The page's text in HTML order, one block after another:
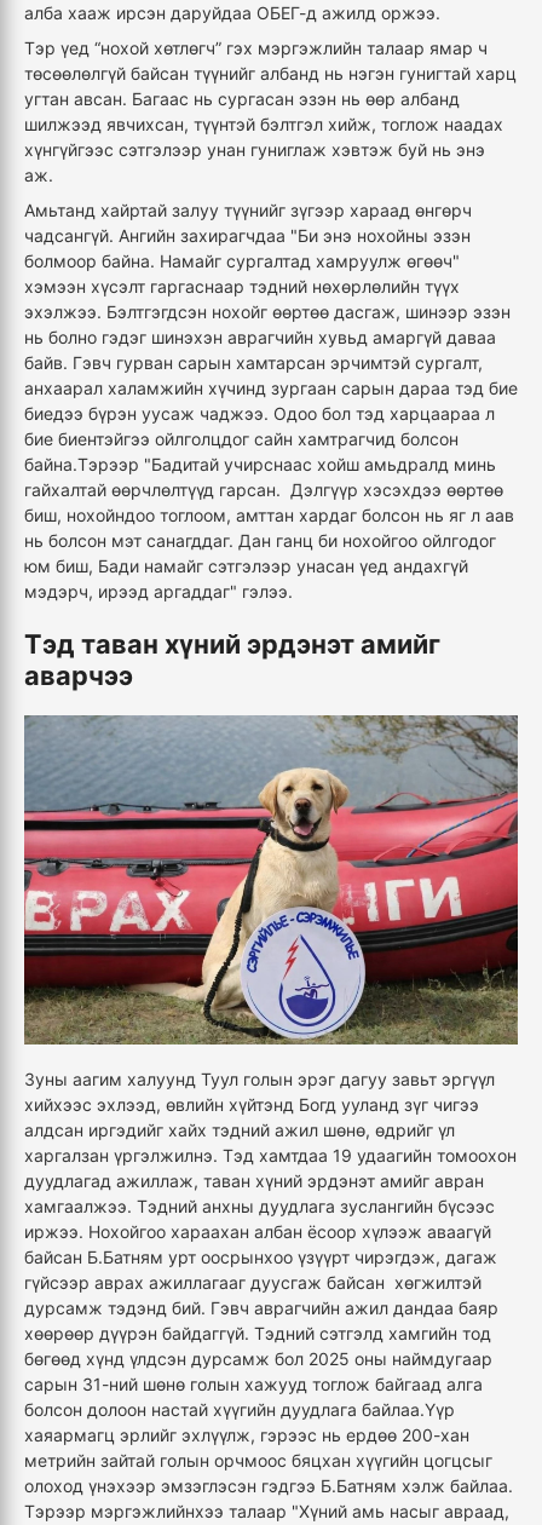
алба хааж ирсэн даруйдаа ОБЕГ-д ажилд оржээ.
Тэр үед “нохой хөтлөгч” гэх мэргэжлийн талаар ямар ч
төсөөлөлгүй байсан түүнийг албанд нь нэгэн гунигтай харц
угтан авсан. Багаас нь сургасан эзэн нь өөр албанд
шилжээд явчихсан, түүнтэй бэлтгэл хийж, тоглож наадах
хүнгүйгээс сэтгэлээр унан гуниглаж хэвтэж буй нь энэ
аж.
Амьтанд хайртай залуу түүнийг зүгээр хараад өнгөрч
чадсангүй. Ангийн захирагчдаа "Би энэ нохойны эзэн
болмоор байна. Намайг сургалтад хамруулж өгөөч"
хэмээн хүсэлт гаргаснаар тэдний нөхөрлөлийн түүх
эхэлжээ. Бэлтгэгдсэн нохойг өөртөө дасгаж, шинээр эзэн
нь болно гэдэг шинэхэн аврагчийн хувьд амаргүй даваа
байв. Гэвч гурван сарын хамтарсан эрчимтэй сургалт,
анхаарал халамжийн хүчинд зургаан сарын дараа тэд бие
биедээ бүрэн уусаж чаджээ. Одоо бол тэд харцаараа л
бие биентэйгээ ойлголцдог сайн хамтрагчид болсон
байна.Тэрээр "Бадитай учирснаас хойш амьдралд минь
гайхалтай өөрчлөлтүүд гарсан. Дэлгүүр хэсэхдээ өөртөө
биш, нохойндоо тоглоом, амттан хардаг болсон нь яг л аав
нь болсон мэт санагддаг. Дан ганц би нохойгоо ойлгодог
юм биш, Бади намайг сэтгэлээр унасан үед андахгүй
мэдэрч, ирээд аргаддаг" гэлээ.
Тэд таван хүний эрдэнэт амийг
аварчээ
Зуны аагим халуунд Туул голын эрэг дагуу завьт эргүүл
хийхээс эхлээд, өвлийн хүйтэнд Богд ууланд зүг чигээ
алдсан иргэдийг хайх тэдний ажил шөнө, өдрийг үл
харгалзан үргэлжилнэ. Тэд хамтдаа 19 удаагийн томоохон
дуудлагад ажиллаж, таван хүний эрдэнэт амийг авран
хамгаалжээ. Тэдний анхны дуудлага зуслангийн бүсээс
иржээ. Нохойгоо хараахан албан ёсоор хүлээж аваагүй
байсан Б.Батням урт оосрынхоо үзүүрт чирэгдэж, дагаж
гүйсээр аврах ажиллагааг дуусгаж байсан хөгжилтэй
дурсамж тэдэнд бий. Гэвч аврагчийн ажил дандаа баяр
хөөрөөр дүүрэн байдаггүй. Тэдний сэтгэлд хамгийн тод
бөгөөд хүнд үлдсэн дурсамж бол 2025 оны наймдугаар
сарын 31-ний шөнө голын хажууд тоглож байгаад алга
болсон долоон настай хүүгийн дуудлага байлаа.Үүр
хаяармагц эрлийг эхлүүлж, гэрээс нь ердөө 200-хан
метрийн зайтай голын орчмоос бяцхан хүүгийн цогцсыг
олоход үнэхээр эмзэглэсэн гэдгээ Б.Батням хэлж байлаа.
Тэрээр мэргэжлийнхээ талаар "Хүний амь насыг авраад,